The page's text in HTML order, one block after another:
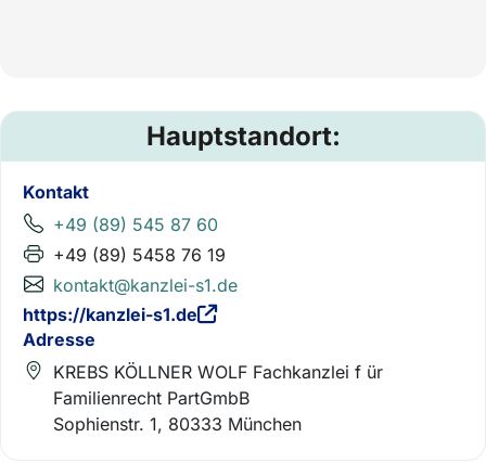
Hauptstandort:
Kontakt
+49 (89) 545 87 60
+49 (89) 5458 76 19
kontakt@kanzlei-s1.de
https://kanzlei-s1.de
Adresse
KREBS KÖLLNER WOLF Fachkanzlei f ür
Familienrecht PartGmbB
Sophienstr. 1, 80333 München